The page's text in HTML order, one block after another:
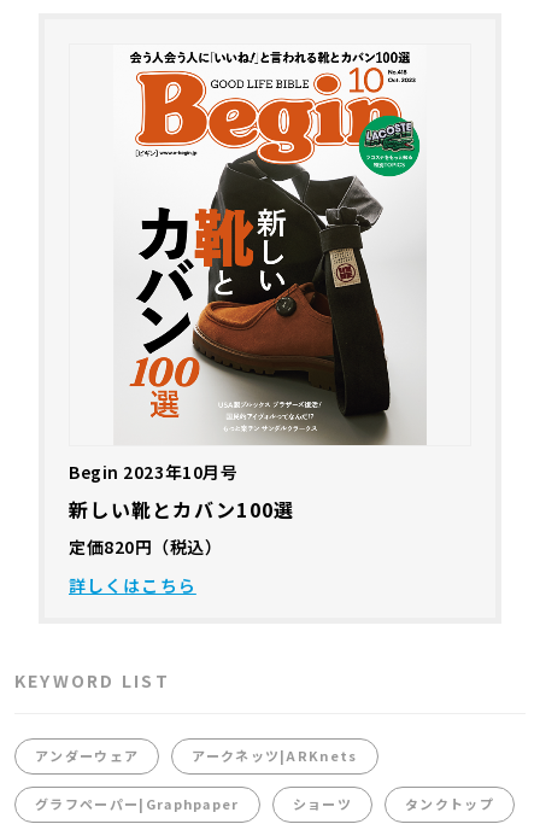
Begin 2023年10月号
新しい靴とカバン100選
定価820円（税込）
詳しくはこちら
KEYWORD LIST
アンダーウェア アークネッツ|ARKnets
グラフペーパー|Graphpaper ショーツ タンクトップ